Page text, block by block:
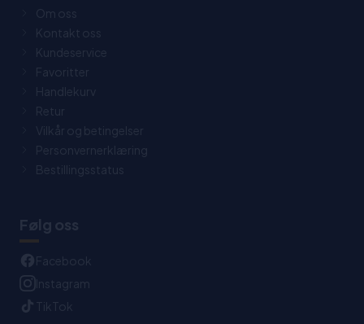
Om oss
Kontakt oss
Kundeservice
Favoritter
Handlekurv
Retur
Vilkår og betingelser
Personvernerklæring
Bestillingsstatus
Følg oss
Facebook
Instagram
TikTok